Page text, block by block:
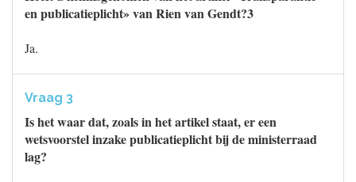
en publicatieplicht» van Rien van Gendt?3
Ja.
Vraag 3
Is het waar dat, zoals in het artikel staat, er een
wetsvoorstel inzake publicatieplicht bij de ministerraad
lag?